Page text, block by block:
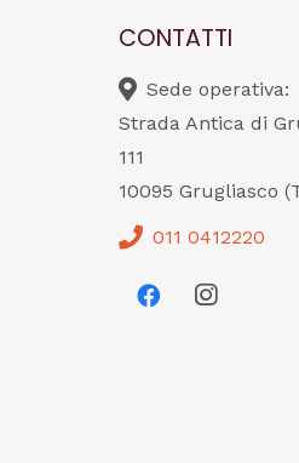
CONTATTI
Sede operativa:
Strada Antica di
111
10095 Grugliasco
011 0412220